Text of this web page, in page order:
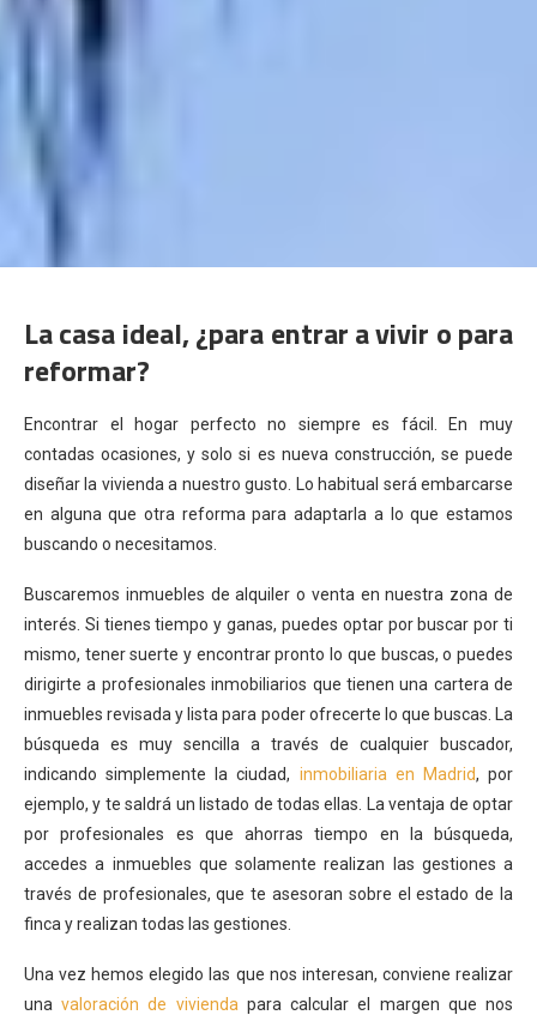
La casa ideal, ¿para entrar a vivir o para
reformar?
Encontrar el hogar perfecto no siempre es fácil. En muy
contadas ocasiones, y solo si es nueva construcción, se puede
diseñar la vivienda a nuestro gusto. Lo habitual será embarcarse
en alguna que otra reforma para adaptarla a lo que estamos
buscando o necesitamos.
Buscaremos inmuebles de alquiler o venta en nuestra zona de
interés. Si tienes tiempo y ganas, puedes optar por buscar por ti
mismo, tener suerte y encontrar pronto lo que buscas, o puedes
dirigirte a profesionales inmobiliarios que tienen una cartera de
inmuebles revisada y lista para poder ofrecerte lo que buscas. La
búsqueda es muy sencilla a través de cualquier buscador,
indicando simplemente la ciudad, inmobiliaria en Madrid, por
ejemplo, y te saldrá un listado de todas ellas. La ventaja de optar
por profesionales es que ahorras tiempo en la búsqueda,
accedes a inmuebles que solamente realizan las gestiones a
través de profesionales, que te asesoran sobre el estado de la
finca y realizan todas las gestiones.
Una vez hemos elegido las que nos interesan, conviene realizar
unavaloración de vivienda para calcular el margen que nos